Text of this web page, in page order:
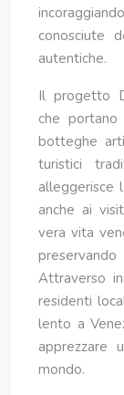
conosciute
autentiche.
Il progetto
che
botteghe
turistici
alleggerisce
anche ai
vera vita
Attraverso
residenti
lento a
apprezzare
mondo.